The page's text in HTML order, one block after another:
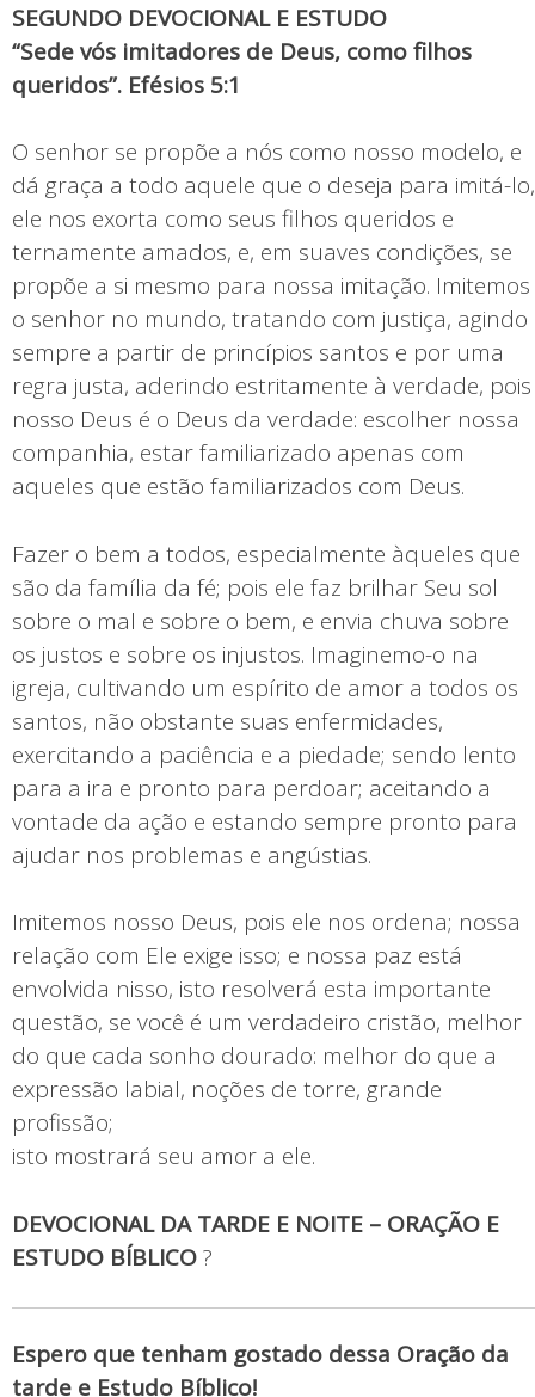
SEGUNDO DEVOCIONAL E ESTUDO
“Sede vós imitadores de Deus, como filhos
queridos”. Efésios 5:1
O senhor se propõe a nós como nosso modelo, e
dá graça a todo aquele que o deseja para imitá-lo,
ele nos exorta como seus filhos queridos e
ternamente amados, e, em suaves condições, se
propõe a si mesmo para nossa imitação. Imitemos
o senhor no mundo, tratando com justiça, agindo
sempre a partir de princípios santos e por uma
regra justa, aderindo estritamente à verdade, pois
nosso Deus é o Deus da verdade: escolher nossa
companhia, estar familiarizado apenas com
aqueles que estão familiarizados com Deus.
Fazer o bem a todos, especialmente àqueles que
são da família da fé; pois ele faz brilhar Seu sol
sobre o mal e sobre o bem, e envia chuva sobre
os justos e sobre os injustos. Imaginemo-o na
igreja, cultivando um espírito de amor a todos os
santos, não obstante suas enfermidades,
exercitando a paciência e a piedade; sendo lento
para a ira e pronto para perdoar; aceitando a
vontade da ação e estando sempre pronto para
ajudar nos problemas e angústias.
Imitemos nosso Deus, pois ele nos ordena; nossa
relação com Ele exige isso; e nossa paz está
envolvida nisso, isto resolverá esta importante
questão, se você é um verdadeiro cristão, melhor
do que cada sonho dourado: melhor do que a
expressão labial, noções de torre, grande
profissão;
isto mostrará seu amor a ele.
DEVOCIONAL DA TARDE E NOITE – ORAÇÃO E
ESTUDO BÍBLICO?
Espero que tenham gostado dessa Oração da
tarde e Estudo Bíblico!